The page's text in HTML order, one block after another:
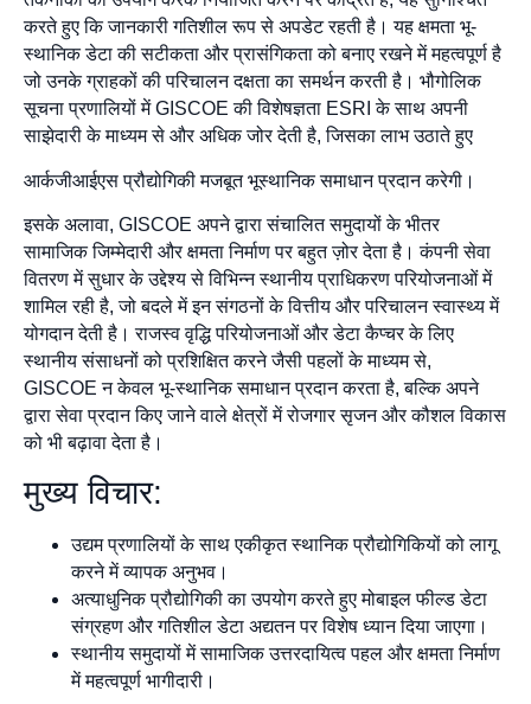
करते हुए कि जानकारी गतिशील रूप से अपडेट रहती है। यह क्षमता भू-
स्थानिक डेटा की सटीकता और प्रासंगिकता को बनाए रखने में महत्वपूर्ण है
जो उनके ग्राहकों की परिचालन दक्षता का समर्थन करती है। भौगोलिक
सूचना प्रणालियों में GISCOE की विशेषज्ञता ESRI के साथ अपनी
साझेदारी के माध्यम से और अधिक जोर देती है, जिसका लाभ उठाते हुए
आर्कजीआईएस प्रौद्योगिकी मजबूत भूस्थानिक समाधान प्रदान करेगी।
इसके अलावा, GISCOE अपने द्वारा संचालित समुदायों के भीतर
सामाजिक जिम्मेदारी और क्षमता निर्माण पर बहुत ज़ोर देता है। कंपनी सेवा
वितरण में सुधार के उद्देश्य से विभिन्न स्थानीय प्राधिकरण परियोजनाओं में
शामिल रही है, जो बदले में इन संगठनों के वित्तीय और परिचालन स्वास्थ्य में
योगदान देती है। राजस्व वृद्धि परियोजनाओं और डेटा कैप्चर के लिए
स्थानीय संसाधनों को प्रशिक्षित करने जैसी पहलों के माध्यम से,
GISCOE न केवल भू-स्थानिक समाधान प्रदान करता है, बल्कि अपने
द्वारा सेवा प्रदान किए जाने वाले क्षेत्रों में रोजगार सृजन और कौशल विकास
को भी बढ़ावा देता है।
मुख्य विचार:
उद्यम प्रणालियों के साथ एकीकृत स्थानिक प्रौद्योगिकियों को लागू
करने में व्यापक अनुभव।
अत्याधुनिक प्रौद्योगिकी का उपयोग करते हुए मोबाइल फील्ड डेटा
संग्रहण और गतिशील डेटा अद्यतन पर विशेष ध्यान दिया जाएगा।
स्थानीय समुदायों में सामाजिक उत्तरदायित्व पहल और क्षमता निर्माण
में महत्वपूर्ण भागीदारी।